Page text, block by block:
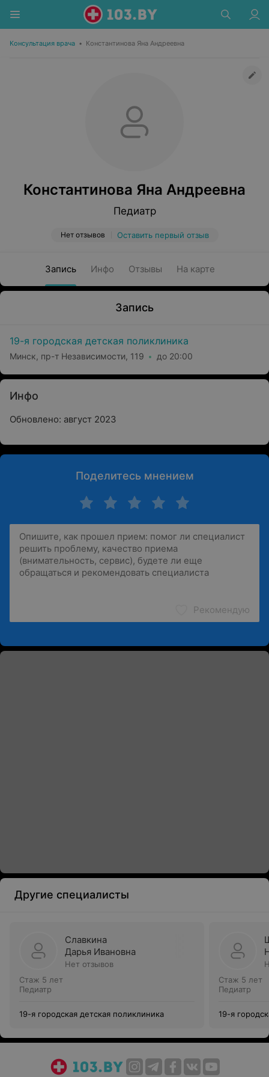
Консультация врача • Константинова Яна Андреевна
Константинова Яна Андреевна
Педиатр
Нет отзывов Оставить первый отзыв
Запись Инфо Отзывы На карте
Запись
19-я городская детская поликлиника
Минск, пр-т Независимости, 119 до 20:00
Инфо
Обновлено: август 2023
Поделитесь мнением
Рекомендую
Другие специалисты
Славкина
Дарья Ивановна
Нет отзывов
Стаж 5 лет
Педиатр
19-я городская детская поликлиника
Стаж 5 лет
Педиатр
19-я